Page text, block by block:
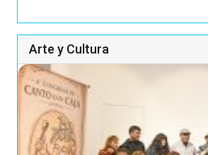
Arte y Cultura